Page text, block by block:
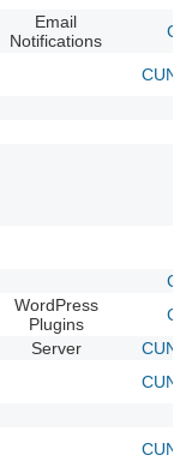
Email
Notifications
WordPress
Plugins
Server